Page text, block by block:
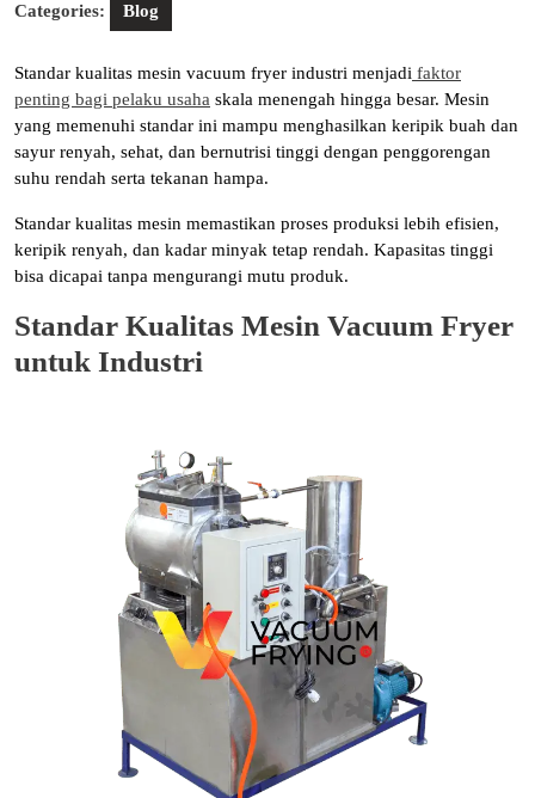
Categories: Blog
Standar kualitas mesin vacuum fryer industri menjadi faktor
penting bagi pelaku usaha skala menengah hingga besar. Mesin
yang memenuhi standar ini mampu menghasilkan keripik buah dan
sayur renyah, sehat, dan bernutrisi tinggi dengan penggorengan
suhu rendah serta tekanan hampa.
Standar kualitas mesin memastikan proses produksi lebih efisien,
keripik renyah, dan kadar minyak tetap rendah. Kapasitas tinggi
bisa dicapai tanpa mengurangi mutu produk.
Standar Kualitas Mesin Vacuum Fryer
untuk Industri